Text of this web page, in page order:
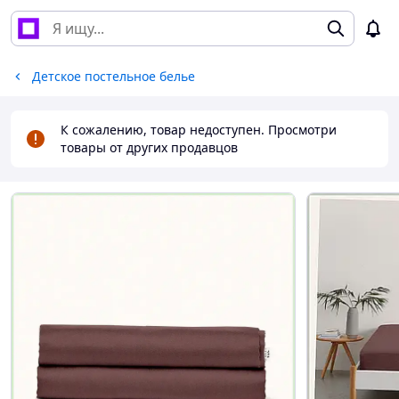
Детское постельное белье
К сожалению, товар недоступен. Просмотри
товары от других продавцов